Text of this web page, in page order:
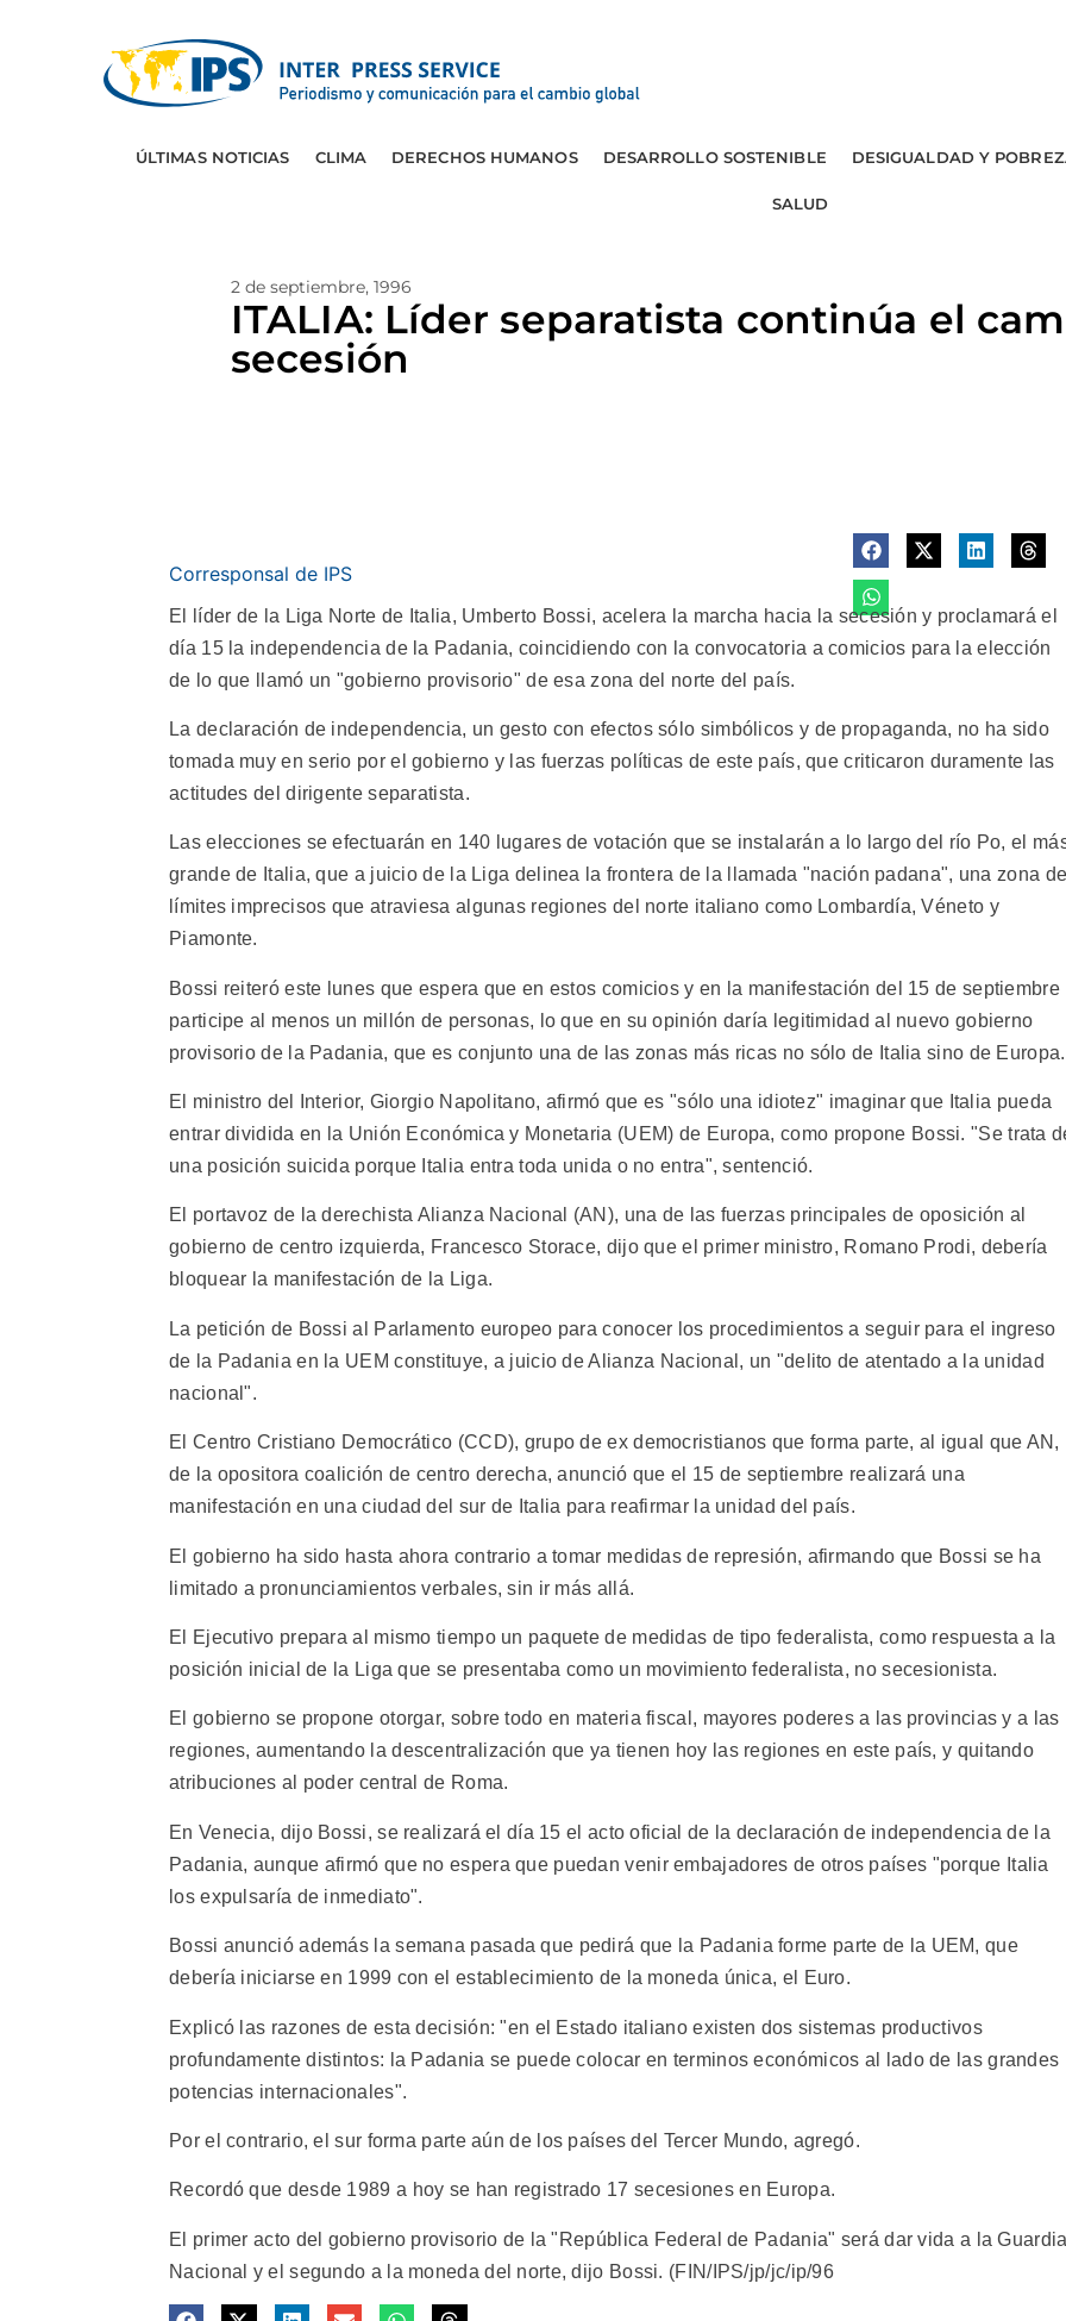
ÚLTIMAS NOTICIAS CLIMA DERECHOS HUMANOS DESARROLLO SOSTENIBLE DESIGUALDAD Y
SALUD
2 de septiembre, 1996
ITALIA: Líder separatista continúa el
secesión
Corresponsal de IPS
El líder de la Liga Norte de Italia, Umberto Bossi, acelera la marcha hacia la secesión y proclamará el
día 15 la independencia de la Padania, coincidiendo con la convocatoria a comicios para la elección
de lo que llamó un "gobierno provisorio" de esa zona del norte del país.
La declaración de independencia, un gesto con efectos sólo simbólicos y de propaganda, no ha sido
tomada muy en serio por el gobierno y las fuerzas políticas de este país, que criticaron duramente las
actitudes del dirigente separatista.
Las elecciones se efectuarán en 140 lugares de votación que se instalarán a lo largo del río Po, el
grande de Italia, que a juicio de la Liga delinea la frontera de la llamada "nación padana", una zona
límites imprecisos que atraviesa algunas regiones del norte italiano como Lombardía, Véneto y
Piamonte.
Bossi reiteró este lunes que espera que en estos comicios y en la manifestación del 15 de septiembre
participe al menos un millón de personas, lo que en su opinión daría legitimidad al nuevo gobierno
provisorio de la Padania, que es conjunto una de las zonas más ricas no sólo de Italia sino de Europa.
El ministro del Interior, Giorgio Napolitano, afirmó que es "sólo una idiotez" imaginar que Italia pueda
entrar dividida en la Unión Económica y Monetaria (UEM) de Europa, como propone Bossi. "Se trata
una posición suicida porque Italia entra toda unida o no entra", sentenció.
El portavoz de la derechista Alianza Nacional (AN), una de las fuerzas principales de oposición al
gobierno de centro izquierda, Francesco Storace, dijo que el primer ministro, Romano Prodi, debería
bloquear la manifestación de la Liga.
La petición de Bossi al Parlamento europeo para conocer los procedimientos a seguir para el ingreso
de la Padania en la UEM constituye, a juicio de Alianza Nacional, un "delito de atentado a la unidad
nacional".
El Centro Cristiano Democrático (CCD), grupo de ex democristianos que forma parte, al igual que AN,
de la opositora coalición de centro derecha, anunció que el 15 de septiembre realizará una
manifestación en una ciudad del sur de Italia para reafirmar la unidad del país.
El gobierno ha sido hasta ahora contrario a tomar medidas de represión, afirmando que Bossi se ha
limitado a pronunciamientos verbales, sin ir más allá.
El Ejecutivo prepara al mismo tiempo un paquete de medidas de tipo federalista, como respuesta a la
posición inicial de la Liga que se presentaba como un movimiento federalista, no secesionista.
El gobierno se propone otorgar, sobre todo en materia fiscal, mayores poderes a las provincias y a las
regiones, aumentando la descentralización que ya tienen hoy las regiones en este país, y quitando
atribuciones al poder central de Roma.
En Venecia, dijo Bossi, se realizará el día 15 el acto oficial de la declaración de independencia de la
Padania, aunque afirmó que no espera que puedan venir embajadores de otros países "porque Italia
los expulsaría de inmediato".
Bossi anunció además la semana pasada que pedirá que la Padania forme parte de la UEM, que
debería iniciarse en 1999 con el establecimiento de la moneda única, el Euro.
Explicó las razones de esta decisión: "en el Estado italiano existen dos sistemas productivos
profundamente distintos: la Padania se puede colocar en terminos económicos al lado de las grandes
potencias internacionales".
Por el contrario, el sur forma parte aún de los países del Tercer Mundo, agregó.
Recordó que desde 1989 a hoy se han registrado 17 secesiones en Europa.
El primer acto del gobierno provisorio de la "República Federal de Padania" será dar vida a la
Nacional y el segundo a la moneda del norte, dijo Bossi. (FIN/IPS/jp/jc/ip/96